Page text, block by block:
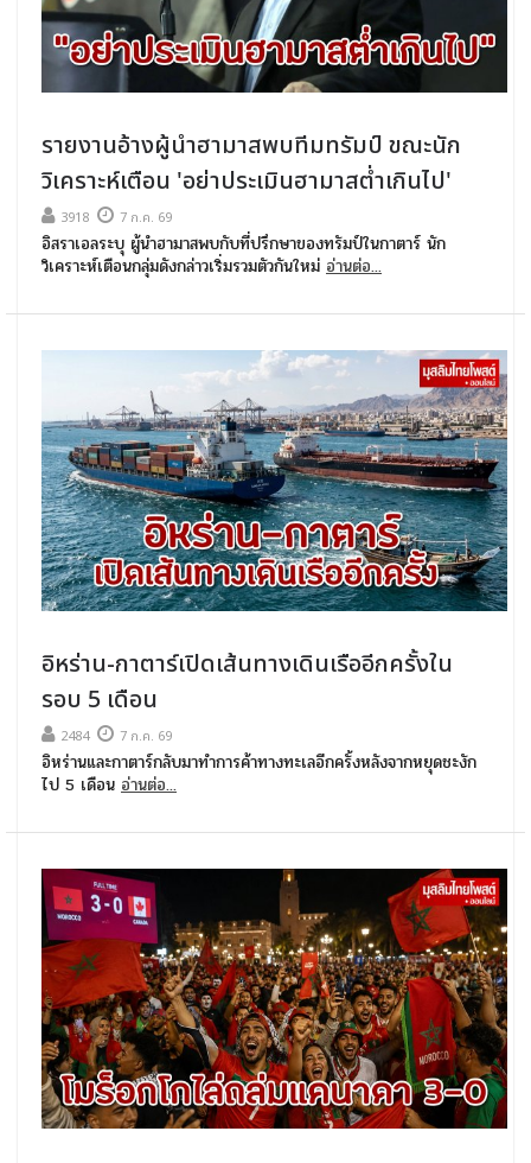
รายงานอ้างผู้นำฮามาสพบทีมทรัมป์ ขณะนัก
วิเคราะห์เตือน 'อย่าประเมินฮามาสต่ำเกินไป'
3918 7 ก.ค. 69
อิสราเอลระบุ ผู้นำฮามาสพบกับที่ปรึกษาของทรัมป์ในกาตาร์ นัก
วิเคราะห์เตือนกลุ่มดังกล่าวเริ่มรวมตัวกันใหม่ อ่านต่อ...
อิหร่าน-กาตาร์เปิดเส้นทางเดินเรืออีกครั้งใน
รอบ 5 เดือน
2484 7 ก.ค. 69
อิหร่านและกาตาร์กลับมาทำการค้าทางทะเลอีกครั้งหลังจากหยุดชะงัก
ไป 5 เดือน อ่านต่อ...